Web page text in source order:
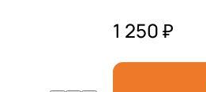
1 250 ₽